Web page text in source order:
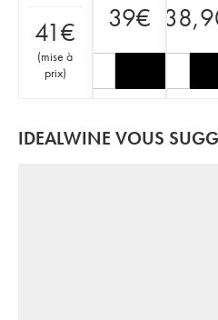
41€
(mise à
prix)
39€
IDEALWINE VOUS